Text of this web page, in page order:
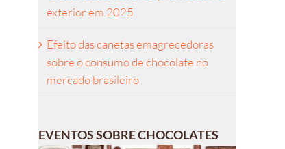
exterior em 2025
Efeito das canetas emagrecedoras
sobre o consumo de chocolate no
mercado brasileiro
EVENTOS SOBRE CHOCOLATES